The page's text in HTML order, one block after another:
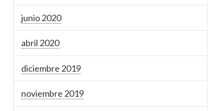
junio 2020
abril 2020
diciembre 2019
noviembre 2019